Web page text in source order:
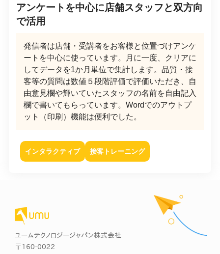
アンケートを中心に店舗スタッフと双方向
で活用
発信者は店舗・受講者をお客様と位置づけアンケ
ートを中心に使っています。月に一度、クリアに
してデータを1か月単位で集計します。品質・接
客等の質問は数値５段階評価で評価いただき、自
由意見欄や輝いていたスタッフの名前を自由記入
欄で書いてもらっています。Wordでのアウトプ
ット（印刷）機能は便利でした。
インタラクティブ 接客トレーニング
ユームテクノロジージャパン株式会社
〒160-0022